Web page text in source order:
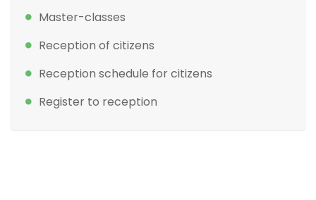
Master-classes
Reception of citizens
Reception schedule for citizens
Register to reception